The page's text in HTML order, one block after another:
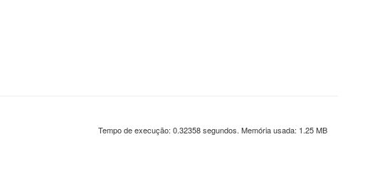
Tempo de execução: 0.32358 segundos. Memória usada: 1.25 MB